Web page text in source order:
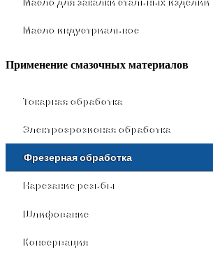
⁣Масло для закалки стальных изделий
⁣Масло индустриальное
Применение смазочных материалов
Токарная обработка
Электроэрозионая обработка
Фрезерная обработка
Нарезание резьбы
Шлифование
Консервация